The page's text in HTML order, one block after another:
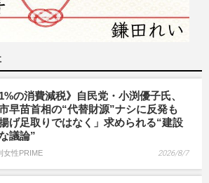
1%の消費減税》自民党・小渕優子氏、
早苗首相の“代替財源”ナシに反発も
揚げ足取りではなく」求められる“建設
議論”
女性PRIME 2026/8/7